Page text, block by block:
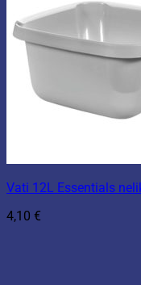
Vati 12L Essentials
4,10 €